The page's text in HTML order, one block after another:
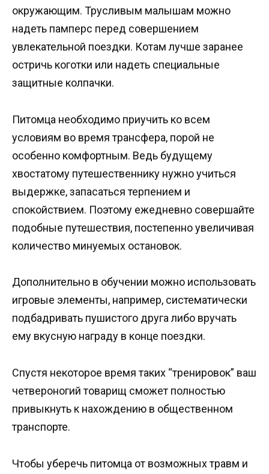
окружающим. Трусливым малышам можно
надеть памперс перед совершением
увлекательной поездки. Котам лучше заранее
остричь коготки или надеть специальные
защитные колпачки.
Питомца необходимо приучить ко всем
условиям во время трансфера, порой не
особенно комфортным. Ведь будущему
хвостатому путешественнику нужно учиться
выдержке, запасаться терпением и
спокойствием. Поэтому ежедневно совершайте
подобные путешествия, постепенно увеличивая
количество минуемых остановок.
Дополнительно в обучении можно использовать
игровые элементы, например, систематически
подбадривать пушистого друга либо вручать
ему вкусную награду в конце поездки.
Спустя некоторое время таких “тренировок” ваш
четвероногий товарищ сможет полностью
привыкнуть к нахождению в общественном
транспорте.
Чтобы уберечь питомца от возможных травм и